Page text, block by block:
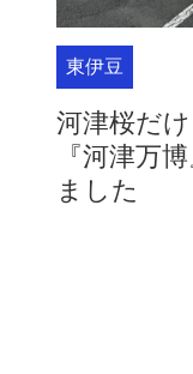
東伊豆
河津桜だ
『河津万
ました